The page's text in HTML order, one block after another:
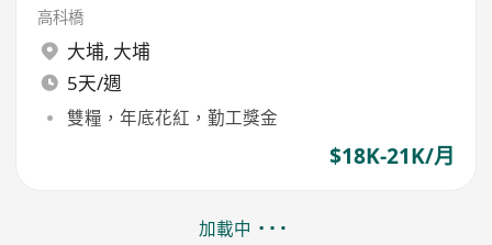
高科橋
大埔, 大埔
5天/週
雙糧，年底花紅，勤工獎金
$18K-21K/月
加載中